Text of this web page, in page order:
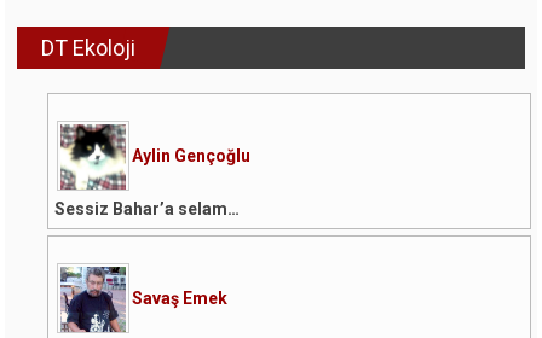
DT Ekoloji
Aylin Gençoğlu
Sessiz Bahar’a selam…
Savaş Emek